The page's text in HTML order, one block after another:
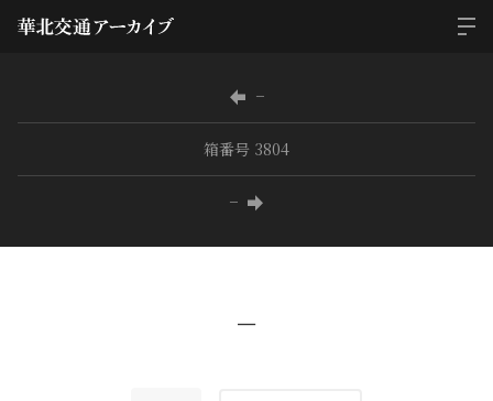
−
箱番号 3804
−
−